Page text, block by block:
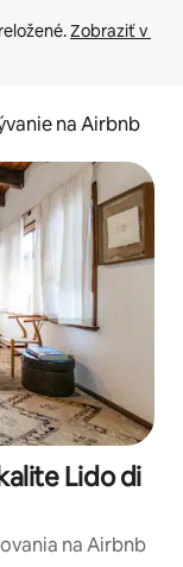
Zobraziť v
na Airbnb
Lido di
na Airbnb